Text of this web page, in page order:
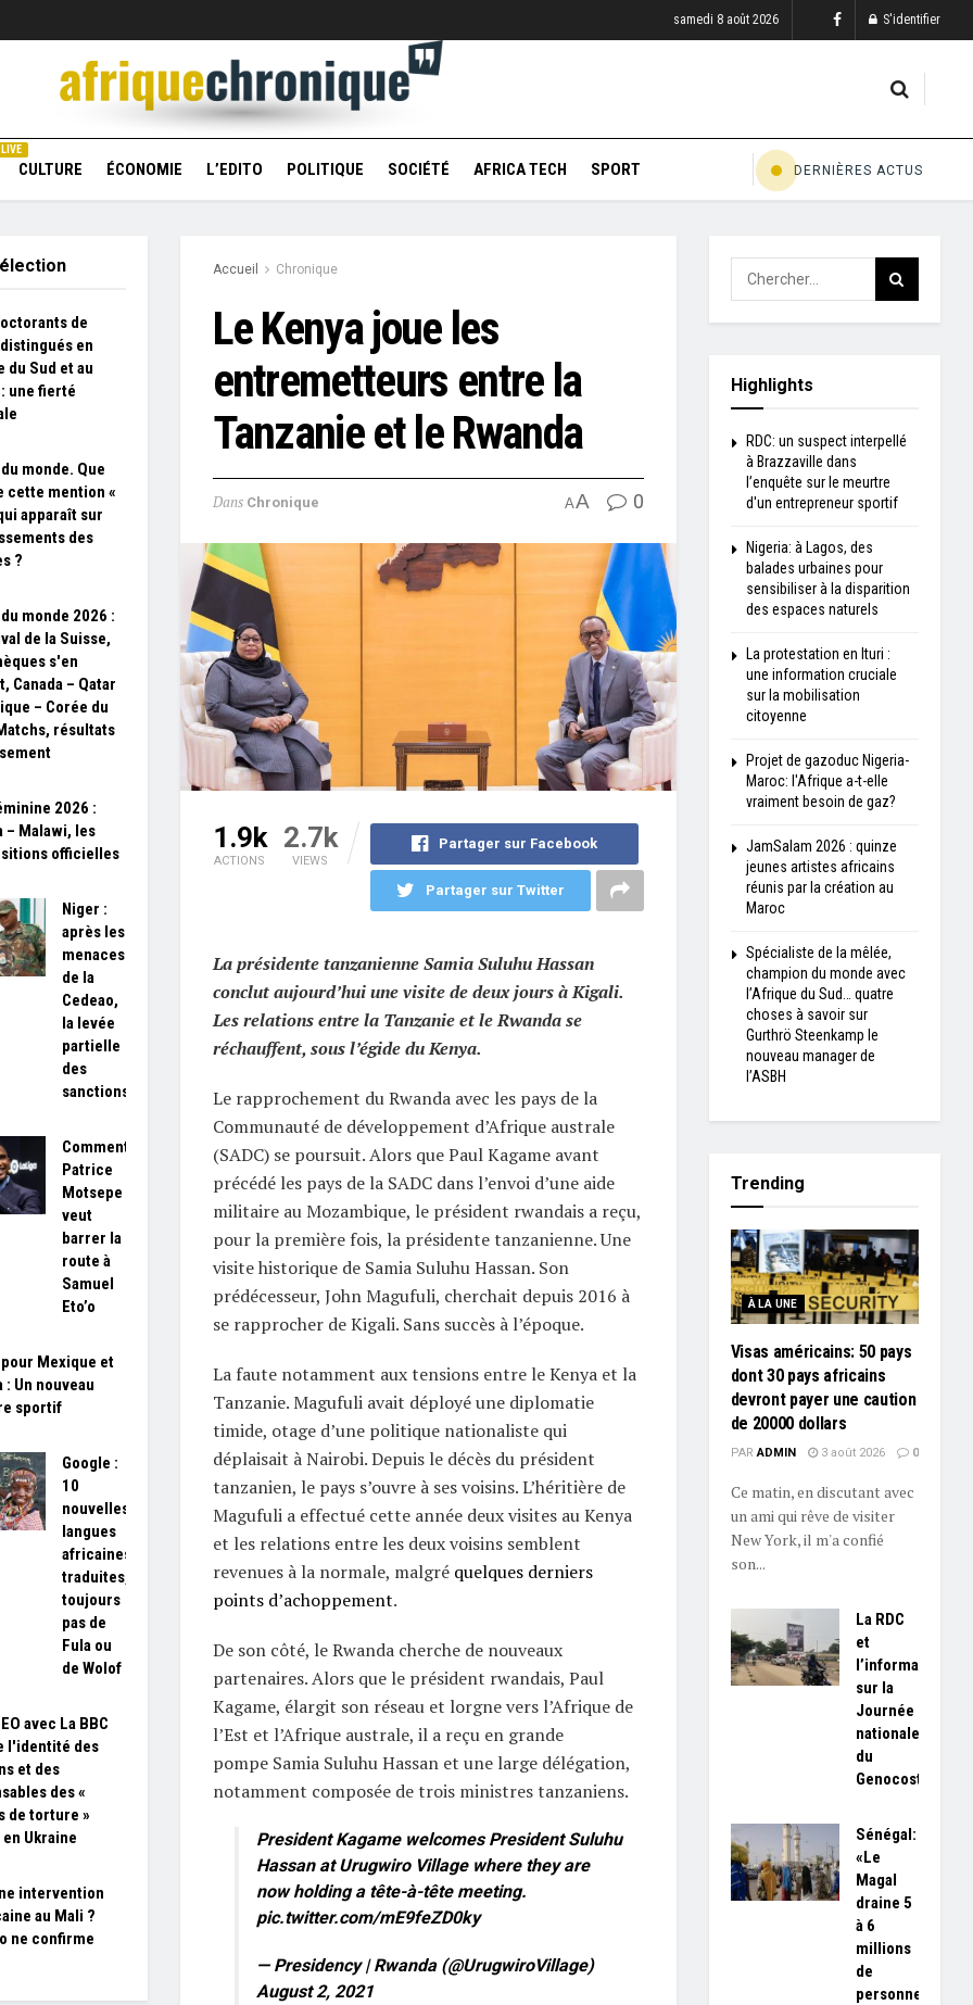
samedi 8 août 2026 S'identifier
LIVE
CULTURE ÉCONOMIE L’EDITO POLITIQUE SOCIÉTÉ AFRICA TECH SPORT DERNIÈRES ACTUS
Accueil Chronique
Le Kenya joue les
entremetteurs entre la
Tanzanie et le Rwanda
Dans Chronique AA 0
1.9k
ACTIONS
2.7k
VIEWS
Partager sur Facebook
Partager sur Twitter
La présidente tanzanienne Samia Suluhu Hassan
conclut aujourd’hui une visite de deux jours à Kigali.
Les relations entre la Tanzanie et le Rwanda se
réchauffent, sous l’égide du Kenya.
Le rapprochement du Rwanda avec les pays de la
Communauté de développement d’Afrique australe
(SADC) se poursuit. Alors que Paul Kagame avant
précédé les pays de la SADC dans l’envoi d’une aide
militaire au Mozambique, le président rwandais a reçu,
pour la première fois, la présidente tanzanienne. Une
visite historique de Samia Suluhu Hassan. Son
prédécesseur, John Magufuli, cherchait depuis 2016 à
se rapprocher de Kigali. Sans succès à l’époque.
La faute notamment aux tensions entre le Kenya et la
Tanzanie. Magufuli avait déployé une diplomatie
timide, otage d’une politique nationaliste qui
déplaisait à Nairobi. Depuis le décès du président
tanzanien, le pays s’ouvre à ses voisins. L’héritière de
Magufuli a effectué cette année deux visites au Kenya
et les relations entre les deux voisins semblent
revenues à la normale, malgré quelques derniers
points d’achoppement.
De son côté, le Rwanda cherche de nouveaux
partenaires. Alors que le président rwandais, Paul
Kagame, élargit son réseau et lorgne vers l’Afrique de
l’Est et l’Afrique australe, il a reçu en grande
pompe Samia Suluhu Hassan et une large délégation,
notamment composée de trois ministres tanzaniens.
President Kagame welcomes President Suluhu
Hassan at Urugwiro Village where they are
now holding a tête-à-tête meeting.
pic.twitter.com/mE9feZD0ky
— Presidency | Rwanda (@UrugwiroVillage)
August 2, 2021
de
en
du Sud et au
une fierté
monde. Que
cette mention «
apparaît sur
des
?
monde 2026 :
de la Suisse,
s'en
Canada – Qatar
– Corée du
résultats
2026 :
– Malawi, les
officielles
Niger :
après les
menaces
de la
Cedeao,
la levée
partielle
des
sanctions
Comment
Patrice
Motsepe
veut
barrer la
route à
Samuel
Eto’o
Mexique et
: Un nouveau
sportif
Google :
10
nouvelles
langues
africaines
traduites,
toujours
pas de
Fula ou
de Wolof
avec La BBC
l'identité des
et des
des «
de torture »
Ukraine
intervention
au Mali ?
ne confirme
Highlights
RDC: un suspect interpellé
à Brazzaville dans
l’enquête sur le meurtre
d'un entrepreneur sportif
Nigeria: à Lagos, des
balades urbaines pour
sensibiliser à la disparition
des espaces naturels
La protestation en Ituri :
une information cruciale
sur la mobilisation
citoyenne
Projet de gazoduc Nigeria-
Maroc: l'Afrique a-t-elle
vraiment besoin de gaz?
JamSalam 2026 : quinze
jeunes artistes africains
réunis par la création au
Maroc
Spécialiste de la mêlée,
champion du monde avec
l’Afrique du Sud… quatre
choses à savoir sur
Gurthrö Steenkamp le
nouveau manager de
l’ASBH
Trending
À LA UNE
Visas américains: 50 pays
dont 30 pays africains
devront payer une caution
de 20000 dollars
PAR ADMIN 3 août 2026 0
Ce matin, en discutant avec
un ami qui rêve de visiter
New York, il m'a confié
son...
La RDC
et
l’information
sur la
Journée
nationale
du
Genocost
Sénégal:
«Le
Magal
draine 5
à 6
millions
de
personnes,